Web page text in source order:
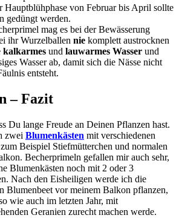
Hauptblühphase von Februar bis April sollte
gedüngt werden.
mag es bei der Bewässerung
ihr Wurzelballen nie komplett austrocknen
kalkarmes und lauwarmes Wasser und
Wasser ab, damit sich die Nässe nicht
entsteht.
– Fazit
Du lange Freude an Deinen Pflanzen hast.
zwei Blumenkästen mit verschiedenen
Beispiel Stiefmütterchen und normalen
Becherprimeln gefallen mir auch sehr,
Blumenkästen noch mit 2 oder 3
Nach den Eisheiligen werde ich die
Blumenbeet vor meinem Balkon pflanzen,
wie auch im letzten Jahr, mit
Geranien zurecht machen werde.